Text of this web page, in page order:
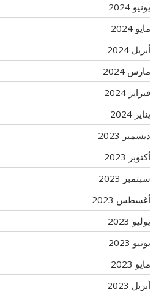
يونيو 2024
مايو 2024
أبريل 2024
مارس 2024
فبراير 2024
يناير 2024
ديسمبر 2023
أكتوبر 2023
سبتمبر 2023
أغسطس 2023
يوليو 2023
يونيو 2023
مايو 2023
أبريل 2023